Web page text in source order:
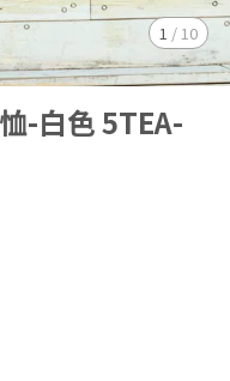
1 / 10
-白色 5TEA-